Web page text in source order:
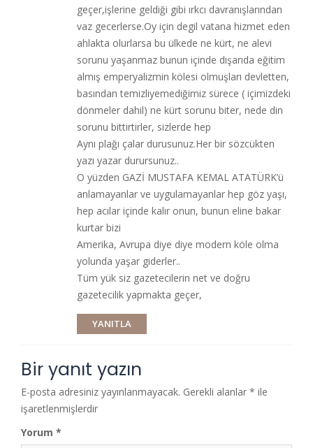
geçer,işlerine geldiği gibi ırkcı davranışlarından
vaz gecerlerse.Oy için degil vatana hizmet eden
ahlakta olurlarsa bu ülkede ne kürt, ne alevi
sorunu yaşanmaz bunun içinde dışarıda eğitim
almış emperyalizmin kölesi olmuşları devletten,
basından temizliyemediğimiz sürece ( içimizdeki
dönmeler dahil) ne kürt sorunu biter, nede din
sorunu bittirtirler, sizlerde hep
Aynı plağı çalar durusunuz.Her bir sözcükten
yazı yazar durursunuz..
O yüzden GAZİ MUSTAFA KEMAL ATATÜRK’ü
anlamayanlar ve uygulamayanlar hep göz yaşı,
hep acılar içinde kalır onun, bunun eline bakar
kurtar bizi
Amerika, Avrupa diye diye modern köle olma
yolunda yaşar giderler..
Tüm yük siz gazetecilerin net ve doğru
gazetecilik yapmakta geçer,
YANITLA
Bir yanıt yazın
E-posta adresiniz yayınlanmayacak. Gerekli alanlar * ile
işaretlenmişlerdir
Yorum *